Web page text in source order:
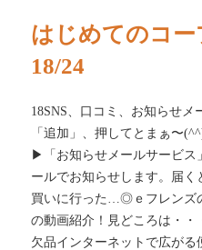
はじめてのコー
18/24
18SNS、口コミ、お知らせ
「追加」、押してとまぁ〜
▶「お知らせメールサービス
ールでお知らせします。届
買いに行った…◎ｅフレンズ
の動画紹介！見どころは・
欠品インターネットで広がる